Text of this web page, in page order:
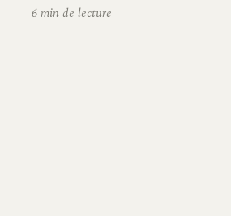
6 min de lecture